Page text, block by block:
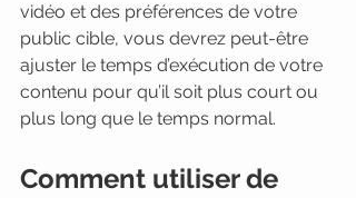
vidéo et des préférences de votre
public cible, vous devrez peut-être
ajuster le temps d’exécution de votre
contenu pour qu’il soit plus court ou
plus long que le temps normal.
Comment utiliser de